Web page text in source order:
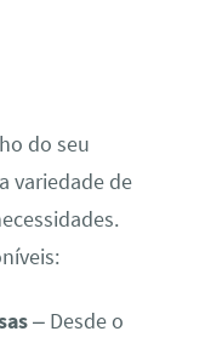
do seu
variedade de
– Desde o